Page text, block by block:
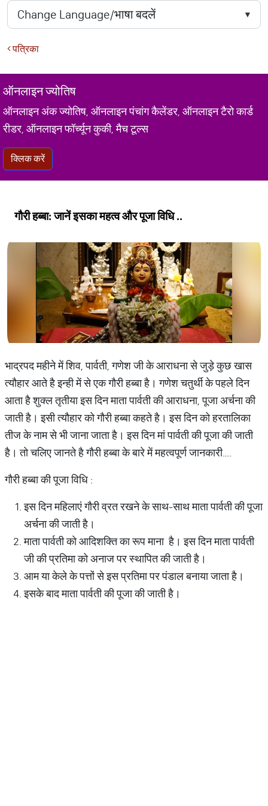
पत्रिका
ऑनलाइन ज्योतिष
ऑनलाइन अंक ज्योतिष, ऑनलाइन पंचांग कैलेंडर, ऑनलाइन टैरो कार्ड
रीडर, ऑनलाइन फॉर्च्यून कुकी, मैच टूल्स
क्लिक करें
गौरी हब्बा: जानें इसका महत्व और पूजा विधि ..
भाद्रपद महीने में शिव, पार्वती, गणेश जी के आराधना से जुड़े कुछ खास
त्यौहार आते है इन्ही में से एक गौरी हब्बा है। गणेश चतुर्थी के पहले दिन
आता है शुक्ल तृतीया इस दिन माता पार्वती की आराधना, पूजा अर्चना की
जाती है। इसी त्यौहार को गौरी हब्बा कहते है। इस दिन को हरतालिका
तीज के नाम से भी जाना जाता है। इस दिन मां पार्वती की पूजा की जाती
है। तो चलिए जानते है गौरी हब्बा के बारे में महत्वपूर्ण जानकारी….
गौरी हब्बा की पूजा विधि :
इस दिन महिलाएं गौरी व्रत रखने के साथ-साथ माता पार्वती की पूजा
अर्चना की जाती है।
माता पार्वती को आदिशक्ति का रूप माना है। इस दिन माता पार्वती
जी की प्रतिमा को अनाज पर स्थापित की जाती है।
आम या केले के पत्तों से इस प्रतिमा पर पंडाल बनाया जाता है।
इसके बाद माता पार्वती की पूजा की जाती है।